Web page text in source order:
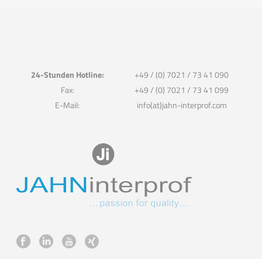
24-Stunden Hotline:
Fax:
E-Mail:
+49 / (0) 7021 / 73 41 090
+49 / (0) 7021 / 73 41 099
info(at)jahn-interprof.com